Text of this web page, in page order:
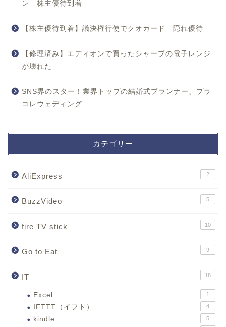
ン 株主優待到着
【株主優待到着】議決権行使でクオカード 隠れ優待
【修理済み】エディオンで買ったシャープの電子レンジ
が壊れた
SNS界のスター！業界トップの結婚式プランナー、プラ
コレウェディング
カテゴリー
AliExpress 2
BuzzVideo 5
fire TV stick 10
Go to Eat 9
IT 18
Excel 1
IFTTT（イフト） 4
kindle 5